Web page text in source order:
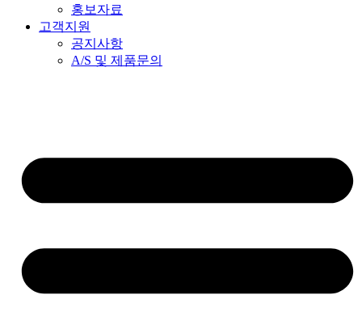
홍보자료
고객지원
공지사항
A/S 및 제품문의​